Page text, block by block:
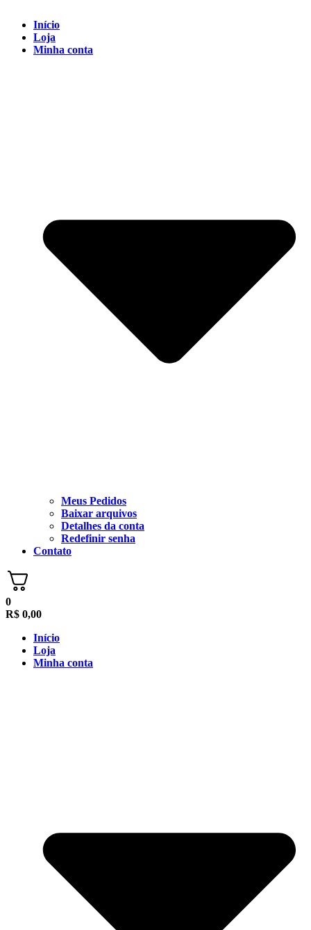
Início
Loja
Minha conta
Meus Pedidos
Baixar arquivos
Detalhes da conta
Redefinir senha
Contato
0
R$ 0,00
Início
Loja
Minha conta